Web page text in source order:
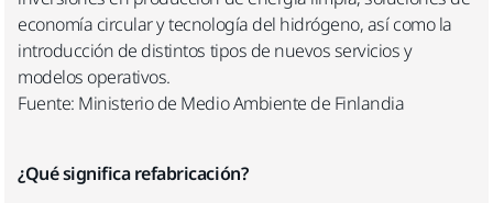
economía circular y tecnología del hidrógeno, así como la
introducción de distintos tipos de nuevos servicios y
modelos operativos.
Fuente: Ministerio de Medio Ambiente de Finlandia
¿Qué significa refabricación?